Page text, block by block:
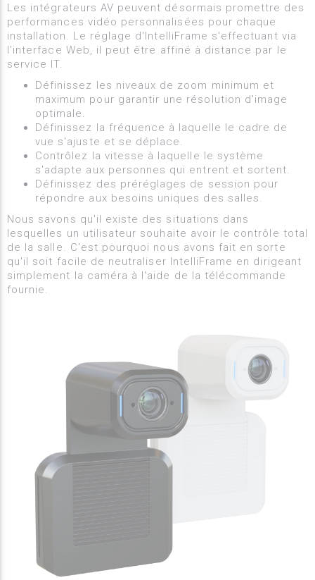
Les intégrateurs AV peuvent désormais promettre des
performances vidéo personnalisées pour chaque
installation. Le réglage d'IntelliFrame s'effectuant via
l'interface Web, il peut être affiné à distance par le
service IT.
Définissez les niveaux de zoom minimum et
maximum pour garantir une résolution d'image
optimale.
Définissez la fréquence à laquelle le cadre de
vue s'ajuste et se déplace.
Contrôlez la vitesse à laquelle le système
s'adapte aux personnes qui entrent et sortent.
Définissez des préréglages de session pour
répondre aux besoins uniques des salles.
Nous savons qu'il existe des situations dans
lesquelles un utilisateur souhaite avoir le contrôle total
de la salle. C'est pourquoi nous avons fait en sorte
qu'il soit facile de neutraliser IntelliFrame en dirigeant
simplement la caméra à l'aide de la télécommande
fournie.